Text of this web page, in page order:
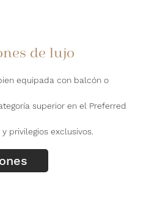
de lujo
equipada con balcón o
superior en el Preferred
privilegios exclusivos.